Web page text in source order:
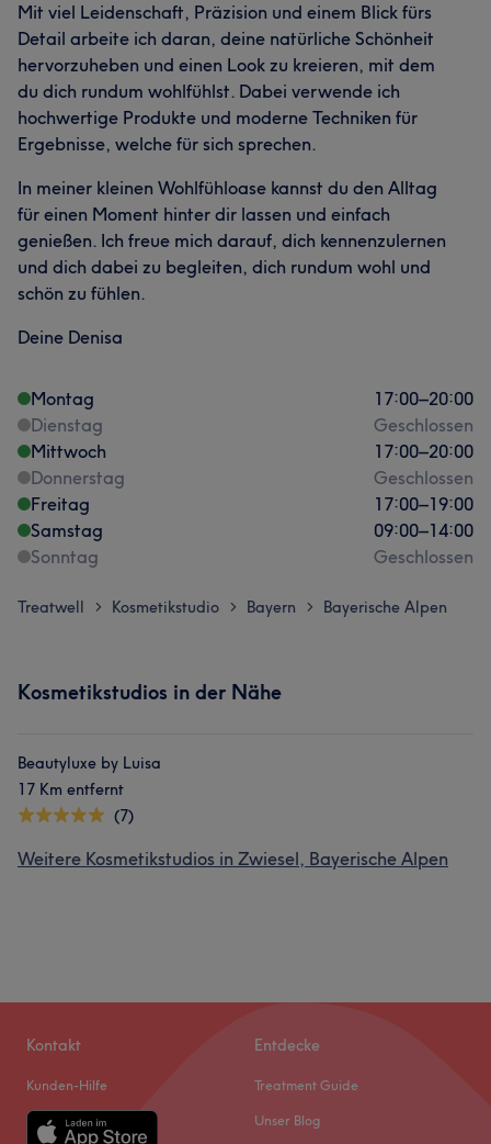
Mit viel Leidenschaft, Präzision und einem Blick fürs
Detail arbeite ich daran, deine natürliche Schönheit
hervorzuheben und einen Look zu kreieren, mit dem
du dich rundum wohlfühlst. Dabei verwende ich
hochwertige Produkte und moderne Techniken für
Ergebnisse, welche für sich sprechen.
In meiner kleinen Wohlfühloase kannst du den Alltag
für einen Moment hinter dir lassen und einfach
genießen. Ich freue mich darauf, dich kennenzulernen
und dich dabei zu begleiten, dich rundum wohl und
schön zu fühlen.
Deine Denisa
Montag 17:00–20:00
Dienstag
Geschlossen
Mittwoch
17:00–20:00
Donnerstag
Geschlossen
Freitag
17:00–19:00
Samstag
09:00–14:00
Sonntag
Geschlossen
Treatwell > Kosmetikstudio > Bayern > Bayerische Alpen
Kosmetikstudios in der Nähe
Beautyluxe by Luisa
17 Km entfernt
(7)
Weitere Kosmetikstudios in Zwiesel, Bayerische Alpen
Kontakt
Kunden-Hilfe
Entdecke
Treatment Guide
Unser Blog